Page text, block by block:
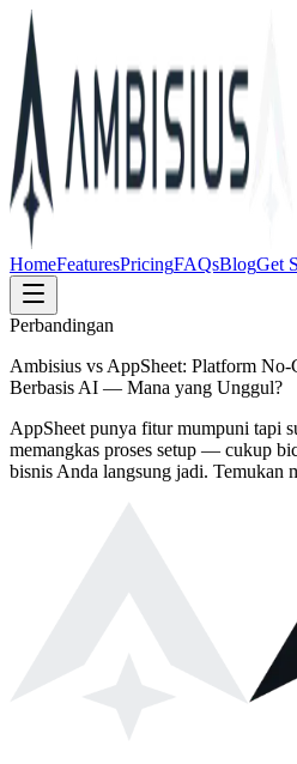
HomeFeaturesPricingFAQsBlogGet
Perbandingan
Ambisius vs AppSheet: Platform
Berbasis AI — Mana yang Unggul?
AppSheet punya fitur mumpuni tapi
memangkas proses setup — cukup
bisnis Anda langsung jadi. Temukan